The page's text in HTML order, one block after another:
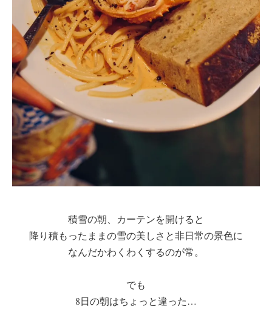
積雪の朝、カーテンを開けると
降り積もったままの雪の美しさと非日常の景色に
なんだかわくわくするのが常。
でも
8日の朝はちょっと違った…